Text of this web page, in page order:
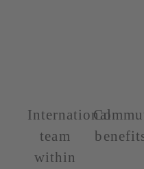
International
team
within